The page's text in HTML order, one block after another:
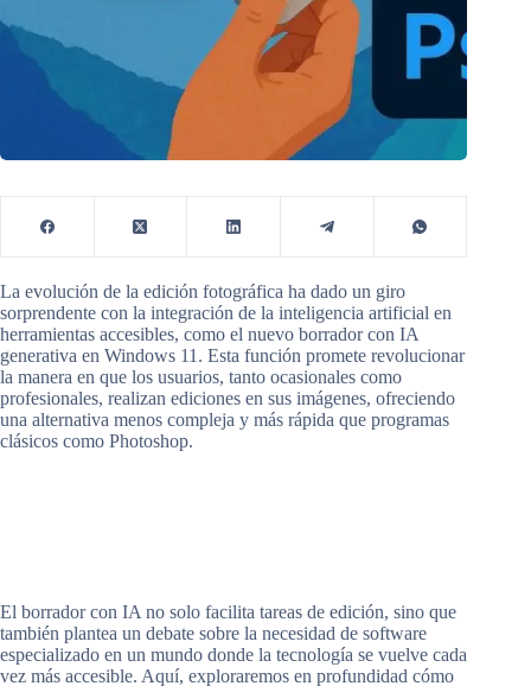
La evolución de la edición fotográfica ha dado un giro
sorprendente con la integración de la inteligencia artificial en
herramientas accesibles, como el nuevo borrador con IA
generativa en Windows 11. Esta función promete revolucionar
la manera en que los usuarios, tanto ocasionales como
profesionales, realizan ediciones en sus imágenes, ofreciendo
una alternativa menos compleja y más rápida que programas
clásicos como Photoshop.
El borrador con IA no solo facilita tareas de edición, sino que
también plantea un debate sobre la necesidad de software
especializado en un mundo donde la tecnología se vuelve cada
vez más accesible. Aquí, exploraremos en profundidad cómo